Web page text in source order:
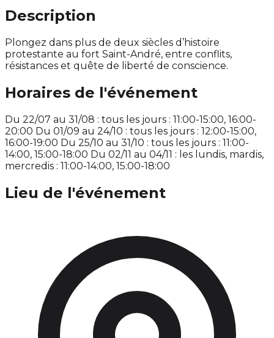
Description
Plongez dans plus de deux siècles d’histoire
protestante au fort Saint-André, entre conflits,
résistances et quête de liberté de conscience.
Horaires de l'événement
Du 22/07 au 31/08 : tous les jours : 11:00-15:00, 16:00-
20:00 Du 01/09 au 24/10 : tous les jours : 12:00-15:00,
16:00-19:00 Du 25/10 au 31/10 : tous les jours : 11:00-
14:00, 15:00-18:00 Du 02/11 au 04/11 : les lundis, mardis,
mercredis : 11:00-14:00, 15:00-18:00
Lieu de l'événement